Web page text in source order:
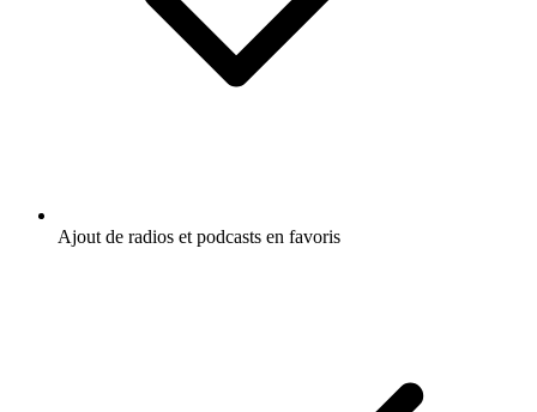
Ajout de radios et podcasts en favoris